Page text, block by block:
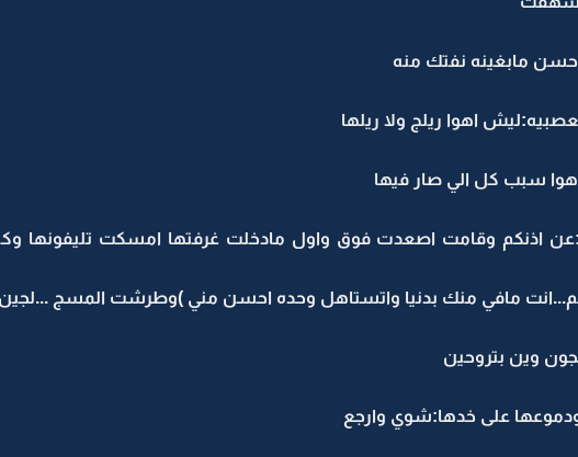
مابغينه نفتك منه
اهوا ريلج ولا ريلها
سبب كل الي صار فيها
اذنكم وقامت اصعدت فوق واول مادخلت غرفتها امسكت تليفونها
مافي منك بدنيا واتستاهل وحده احسن مني )وطرشت المسج ...لجين
وين بتروحين
على خدها:شوي وارجع